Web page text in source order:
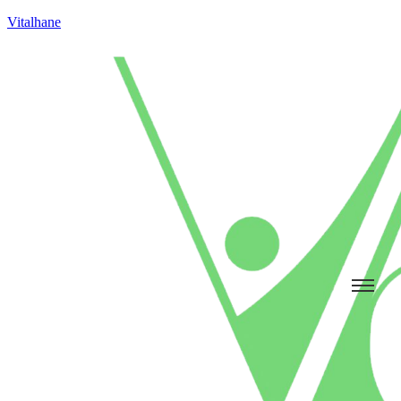
Vitalhane